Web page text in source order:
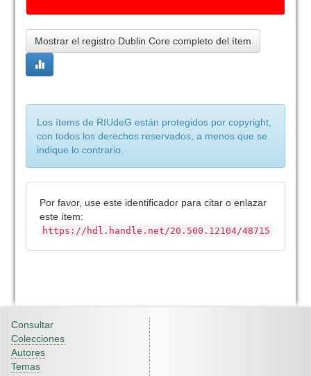
Mostrar el registro Dublin Core completo del ítem
Los ítems de RIUdeG están protegidos por copyright,
con todos los derechos reservados, a menos que se
indique lo contrario.
Por favor, use este identificador para citar o enlazar
este ítem:
https://hdl.handle.net/20.500.12104/48715
Consultar
Colecciones
Autores
Temas